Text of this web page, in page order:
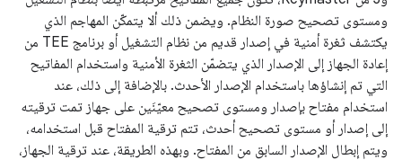
ومستوى تصحيح صورة النظام. ويضمن ذلك ألا يتمكّن المهاجم الذي
يكتشف ثغرة أمنية في إصدار قديم من نظام التشغيل أو برنامج TEE من
إعادة الجهاز إلى الإصدار الذي يتضمّن الثغرة الأمنية واستخدام المفاتيح
التي تم إنشاؤها باستخدام الإصدار الأحدث. بالإضافة إلى ذلك، عند
استخدام مفتاح بإصدار ومستوى تصحيح معيّنَين على جهاز تمت ترقيته
إلى إصدار أو مستوى تصحيح أحدث، تتم ترقية المفتاح قبل استخدامه،
ويتم إبطال الإصدار السابق من المفتاح. وبهذه الطريقة، عند ترقية الجهاز،